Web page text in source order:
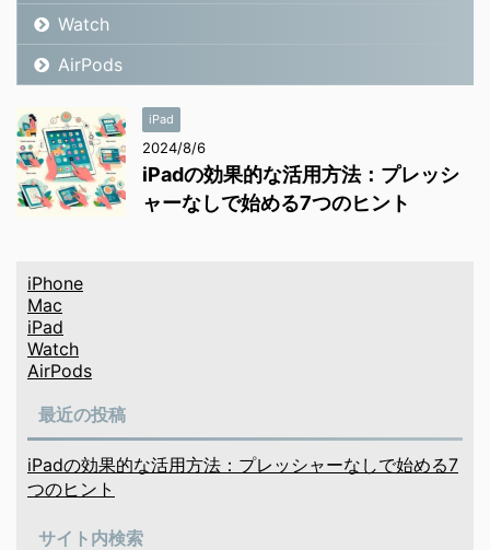
Watch
AirPods
iPad
2024/8/6
iPadの効果的な活用方法：プレッシ
ャーなしで始める7つのヒント
iPhone
Mac
iPad
Watch
AirPods
最近の投稿
iPadの効果的な活用方法：プレッシャーなしで始める7
つのヒント
サイト内検索